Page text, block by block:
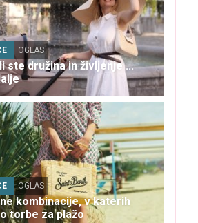
OGLAS
ste družina in življenje ...
OGLAS
kombinacije, v katerih
torbe za plažo